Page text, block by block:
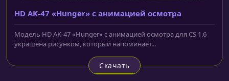
HD AK-47 «Hunger» с анимацией осмотра
Модель HD AK-47 «Hunger» с анимацией осмотра для CS 1.6
украшена рисунком, который напоминает...
Скачать